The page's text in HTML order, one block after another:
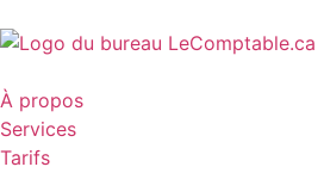
À propos
Services
Tarifs